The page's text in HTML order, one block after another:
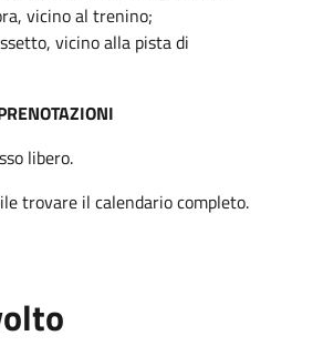
vicino al trenino;
vicino alla pista di
libero.
trovare il calendario completo.